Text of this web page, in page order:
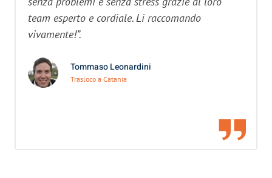
team esperto e cordiale. Li raccomando
vivamente!”.
Tommaso Leonardini
Trasloco a Catania